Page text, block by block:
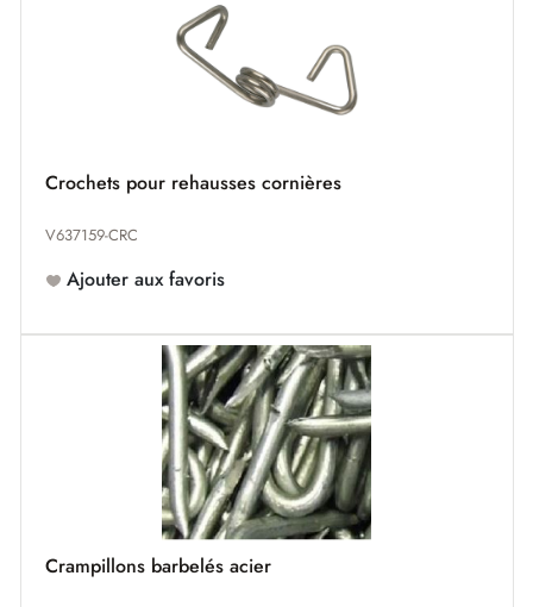
Crochets pour rehausses cornières
V637159-CRC
Ajouter aux favoris
Crampillons barbelés acier